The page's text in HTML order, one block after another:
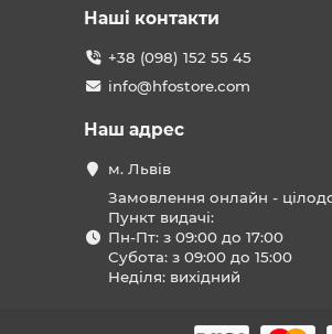
Наші контакти
+38 (098) 152 55 45
info@hfostore.com
Наш адрес
м. Львів
Замовлення онлайн -
Пункт видачі:
Пн-Пт: з 09:00 до 17:00
Субота: з 09:00 до 15:00
Неділя: вихідний